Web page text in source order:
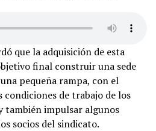
que la adquisición de esta
final construir una sede
pequeña rampa, con el
de trabajo de los
también impulsar algunos
socios del sindicato.